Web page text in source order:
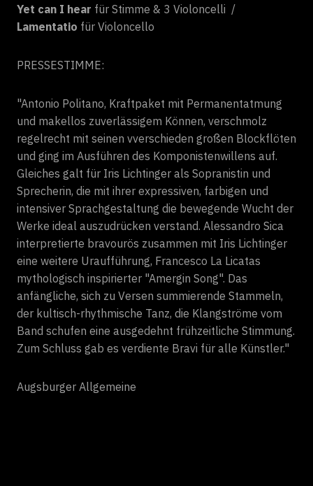
Yet can I hear für Stimme & 3 Violoncelli /
Lamentatio für Violoncello
PRESSESTIMME:
"Antonio Politano, Kraftpaket mit Permanentatmung
und makellos zuverlässigem Können, verschmolz
regelrecht mit seinen vverschieden großen Blockflöten
und ging im Ausführen des Komponistenwillens auf.
Gleiches galt für Iris Lichtinger als Sopranistin und
Sprecherin, die mit ihrer expressiven, farbigen und
intensiver Sprachgestaltung die bewegende Wucht der
Werke ideal auszudrücken verstand. Alessandro Sica
interpretierte bravourös zusammen mit Iris Lichtinger
eine weitere Uraufführung, Francesco La Licatas
mythologisch inspirierter "Amergin Song". Das
anfängliche, sich zu Versen summierende Stammeln,
der kultisch-rhythmische Tanz, die Klangströme vom
Band schufen eine ausgedehnt frühzeitliche Stimmung.
Zum Schluss gab es verdiente Bravi für alle Künstler."
Augsburger Allgemeine